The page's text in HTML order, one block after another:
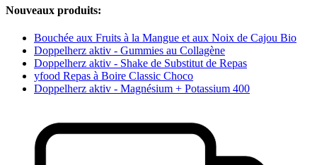
Nouveaux produits:
Bouchée aux Fruits à la Mangue et aux Noix de Cajou Bio
Doppelherz aktiv - Gummies au Collagène
Doppelherz aktiv - Shake de Substitut de Repas
yfood Repas à Boire Classic Choco
Doppelherz aktiv - Magnésium + Potassium 400